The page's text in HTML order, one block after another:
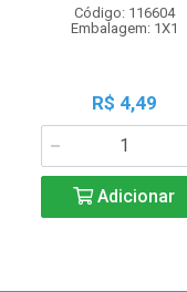
Código: 116604
Embalagem: 1X1
R$ 4,49
Adicionar